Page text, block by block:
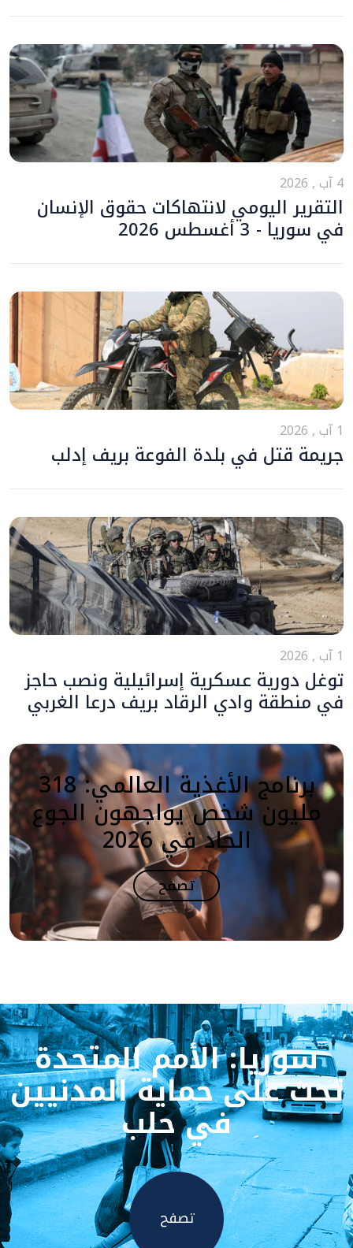
4 آب , 2026
التقرير اليومي لانتهاكات حقوق الإنسان
في سوريا - 3 أغسطس 2026
1 آب , 2026
جريمة قتل في بلدة الفوعة بريف إدلب
1 آب , 2026
توغل دورية عسكرية إسرائيلية ونصب حاجز
في منطقة وادي الرقاد بريف درعا الغربي
برنامج الأغذية العالمي: 318
مليون شخص يواجهون الجوع
الحاد في 2026
تصفح
سوريا: الأمم المتحدة
تحث على حماية المدنيين
في حلب
تصفح